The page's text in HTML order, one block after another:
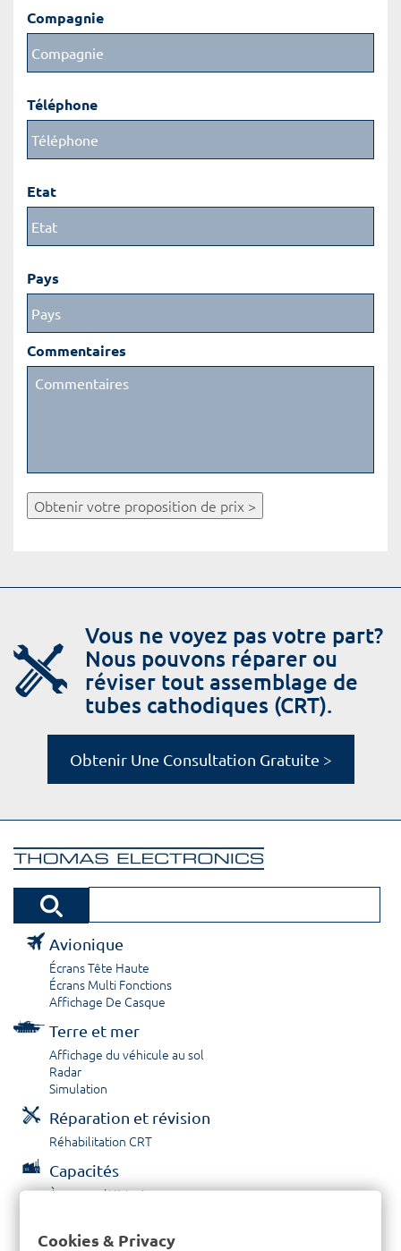
Compagnie
Téléphone
Etat
Pays
Commentaires
Obtenir votre proposition de prix >
Vous ne voyez pas votre part?
Nous pouvons réparer ou
réviser tout assemblage de
tubes cathodiques (CRT).
Obtenir Une Consultation Gratuite >
Avionique
Écrans Tête Haute
Écrans Multi Fonctions
Affichage De Casque
Terre et mer
Affichage du véhicule au sol
Radar
Simulation
Réparation et révision
Réhabilitation CRT
Capacités
À propos / Historique
Cookies & Privacy